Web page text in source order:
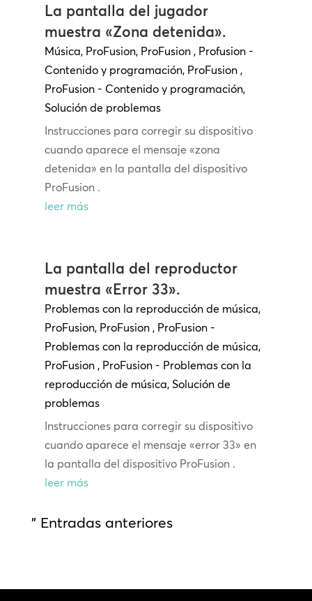
La pantalla del jugador
muestra «Zona detenida».
Música, ProFusion, ProFusion , Profusion -
Contenido y programación, ProFusion ,
ProFusion - Contenido y programación,
Solución de problemas
Instrucciones para corregir su dispositivo
cuando aparece el mensaje «zona
detenida» en la pantalla del dispositivo
ProFusion .
leer más
La pantalla del reproductor
muestra «Error 33».
Problemas con la reproducción de música,
ProFusion, ProFusion , ProFusion -
Problemas con la reproducción de música,
ProFusion , ProFusion - Problemas con la
reproducción de música, Solución de
problemas
Instrucciones para corregir su dispositivo
cuando aparece el mensaje «error 33» en
la pantalla del dispositivo ProFusion .
leer más
" Entradas anteriores